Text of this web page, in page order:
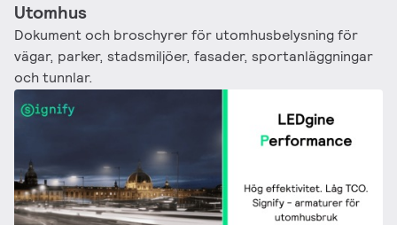
Utomhus
Dokument och broschyrer för utomhusbelysning för
vägar, parker, stadsmiljöer, fasader, sportanläggningar
och tunnlar.